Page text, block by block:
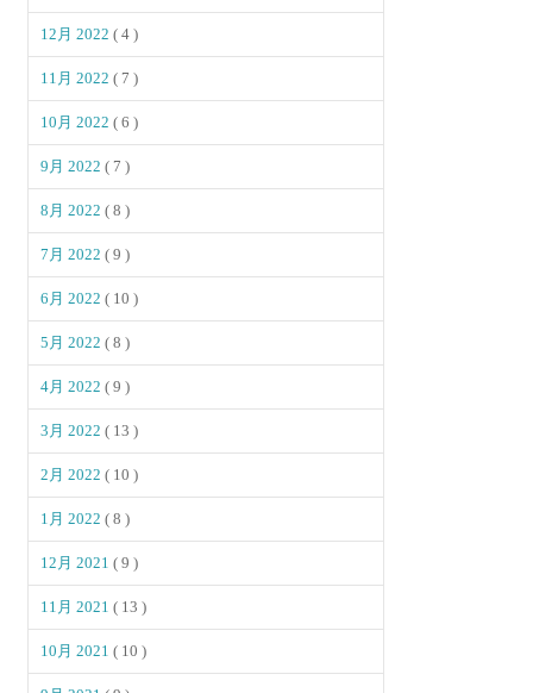
12月 2022( 4 )
11月 2022( 7 )
10月 2022( 6 )
9月 2022( 7 )
8月 2022( 8 )
7月 2022( 9 )
6月 2022( 10 )
5月 2022( 8 )
4月 2022( 9 )
3月 2022( 13 )
2月 2022( 10 )
1月 2022( 8 )
12月 2021( 9 )
11月 2021( 13 )
10月 2021( 10 )